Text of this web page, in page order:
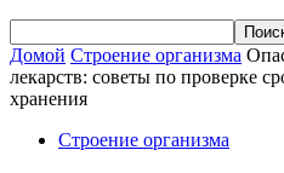
Домой Строение организма
лекарств: советы по проверке
хранения
Строение организма